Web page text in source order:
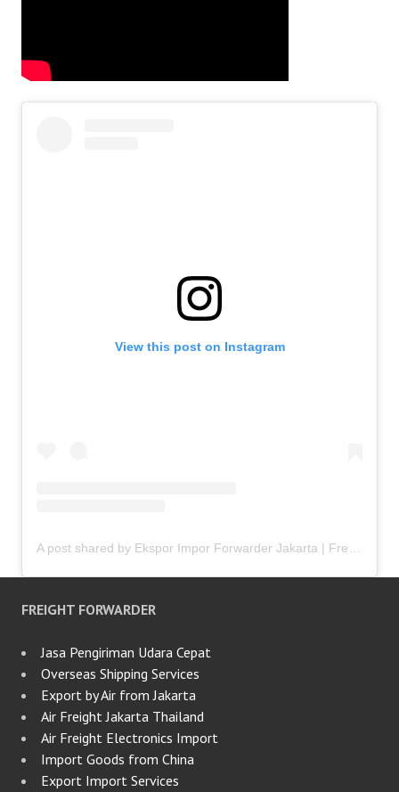
View this post on Instagram
FREIGHT FORWARDER
Jasa Pengiriman Udara Cepat
Overseas Shipping Services
Export by Air from Jakarta
Air Freight Jakarta Thailand
Air Freight Electronics Import
Import Goods from China
Export Import Services